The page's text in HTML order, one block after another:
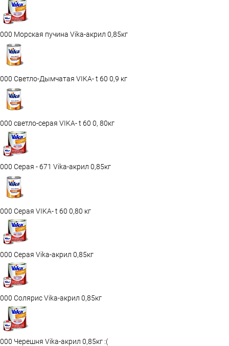
000 Морская пучина Vika-акрил 0,85кг
000 Светло-Дымчатая VIKA- t 60 0,9 кг
000 светло-серая VIKA- t 60 0, 80кг
000 Серая - 671 Vika-акрил 0,85кг
000 Серая VIKA- t 60 0,80 кг
000 Серая Vika-акрил 0,85кг
000 Солярис Vika-акрил 0,85кг
000 Черешня Vika-акрил 0,85кг :(